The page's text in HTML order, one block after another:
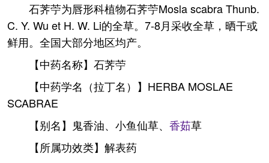
石荠苧为唇形科植物石荠苧Mosla scabra Thunb.
C. Y. Wu et H. W. Li的全草。7-8月采收全草，晒干或
鲜用。全国大部分地区均产。
【中药名称】石荠苧
【中药学名（拉丁名）】HERBA MOSLAE
SCABRAE
【别名】鬼香油、小鱼仙草、 香茹草
【所属功效类】解表药